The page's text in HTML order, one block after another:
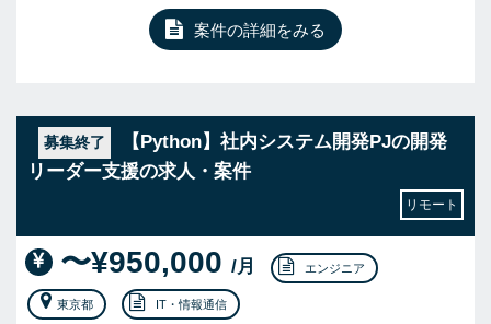
案件の詳細をみる
募集終了
【Python】社内システム開発PJの開発
リーダー支援の求人・案件
リモート
〜¥950,000 /月 エンジニア
東京都 IT・情報通信